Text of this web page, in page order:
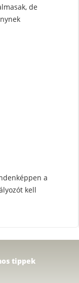
de
a
kell
tippek